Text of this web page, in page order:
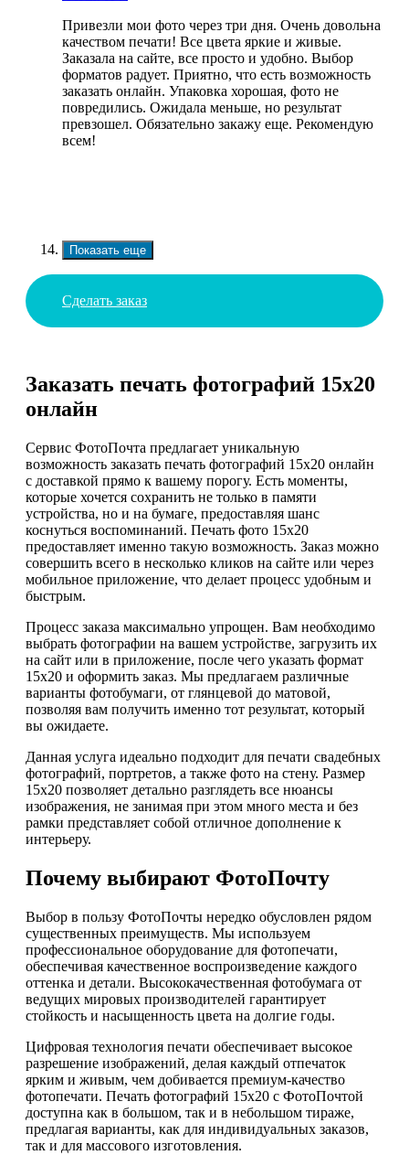
Привезли мои фото через три дня. Очень довольна
качеством печати! Все цвета яркие и живые.
Заказала на сайте, все просто и удобно. Выбор
форматов радует. Приятно, что есть возможность
заказать онлайн. Упаковка хорошая, фото не
повредились. Ожидала меньше, но результат
превзошел. Обязательно закажу еще. Рекомендую
всем!
Показать еще
Сделать заказ
Заказать печать фотографий 15х20
онлайн
Сервис ФотоПочта предлагает уникальную
возможность заказать печать фотографий 15х20 онлайн
с доставкой прямо к вашему порогу. Есть моменты,
которые хочется сохранить не только в памяти
устройства, но и на бумаге, предоставляя шанс
коснуться воспоминаний. Печать фото 15х20
предоставляет именно такую возможность. Заказ можно
совершить всего в несколько кликов на сайте или через
мобильное приложение, что делает процесс удобным и
быстрым.
Процесс заказа максимально упрощен. Вам необходимо
выбрать фотографии на вашем устройстве, загрузить их
на сайт или в приложение, после чего указать формат
15х20 и оформить заказ. Мы предлагаем различные
варианты фотобумаги, от глянцевой до матовой,
позволяя вам получить именно тот результат, который
вы ожидаете.
Данная услуга идеально подходит для печати свадебных
фотографий, портретов, а также фото на стену. Размер
15х20 позволяет детально разглядеть все нюансы
изображения, не занимая при этом много места и без
рамки представляет собой отличное дополнение к
интерьеру.
Почему выбирают ФотоПочту
Выбор в пользу ФотоПочты нередко обусловлен рядом
существенных преимуществ. Мы используем
профессиональное оборудование для фотопечати,
обеспечивая качественное воспроизведение каждого
оттенка и детали. Высококачественная фотобумага от
ведущих мировых производителей гарантирует
стойкость и насыщенность цвета на долгие годы.
Цифровая технология печати обеспечивает высокое
разрешение изображений, делая каждый отпечаток
ярким и живым, чем добивается премиум-качество
фотопечати. Печать фотографий 15х20 с ФотоПочтой
доступна как в большом, так и в небольшом тираже,
предлагая варианты, как для индивидуальных заказов,
так и для массового изготовления.